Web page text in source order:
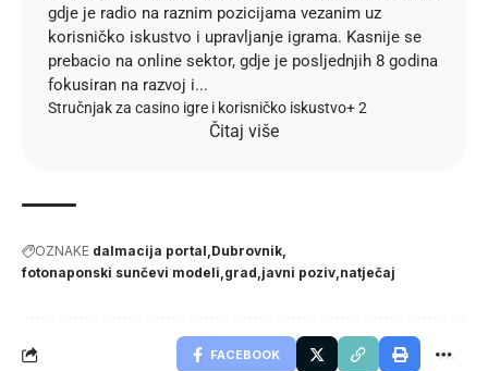
gdje je radio na raznim pozicijama vezanim uz
korisničko iskustvo i upravljanje igrama. Kasnije se
prebacio na online sektor, gdje je posljednjih 8 godina
fokusiran na razvoj i...
Stručnjak za casino igre i korisničko iskustvo+ 2
Čitaj više
OZNAKE dalmacija portal Dubrovnik
fotonaponski sunčevi modeli grad javni poziv natječaj
FACEBOOK